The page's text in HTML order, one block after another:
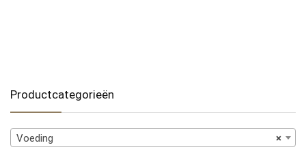
Productcategorieën
×
Voeding